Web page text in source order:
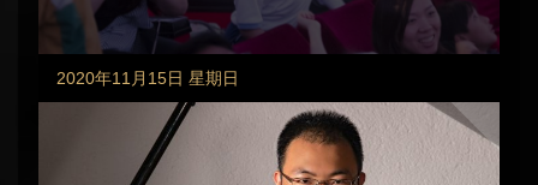
2020年11月15日 星期日